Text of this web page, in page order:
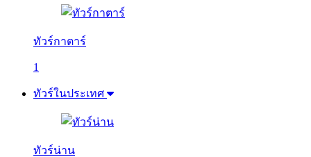
ทัวร์กาตาร์
1
ทัวร์ในประเทศ
ทัวร์น่าน